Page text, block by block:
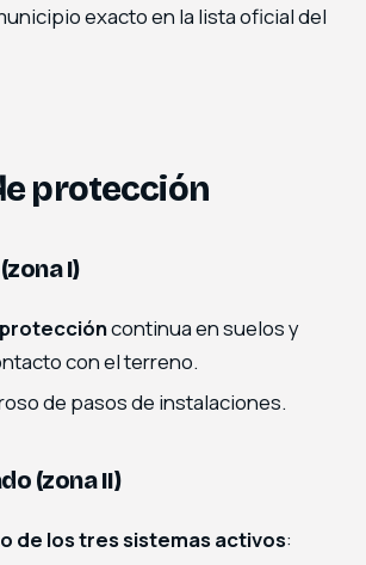
exacto en la lista oficial del
protección
I)
continua en suelos y
con el terreno.
de pasos de instalaciones.
(zona II)
de los tres sistemas activos: